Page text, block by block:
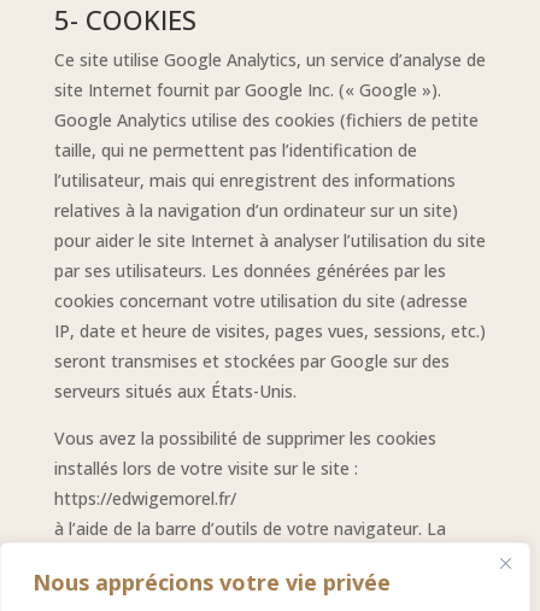
Nous apprécions votre vie privée
5- COOKIES
Ce site utilise Google Analytics, un service d’analyse de
site Internet fournit par Google Inc. (« Google »).
Google Analytics utilise des cookies (fichiers de petite
taille, qui ne permettent pas l’identification de
l’utilisateur, mais qui enregistrent des informations
relatives à la navigation d’un ordinateur sur un site)
pour aider le site Internet à analyser l’utilisation du site
par ses utilisateurs. Les données générées par les
cookies concernant votre utilisation du site (adresse
IP, date et heure de visites, pages vues, sessions, etc.)
seront transmises et stockées par Google sur des
serveurs situés aux États-Unis.
Vous avez la possibilité de supprimer les cookies
installés lors de votre visite sur le site :
https://edwigemorel.fr/
à l’aide de la barre d’outils de votre navigateur. La
votre navigation sur le site terminée.